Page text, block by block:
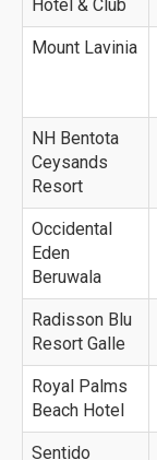
Hotel & Club
Mount Lavinia
NH Bentota
Ceysands
Resort
Occidental
Eden
Beruwala
Radisson Blu
Resort Galle
Royal Palms
Beach Hotel
Sentido